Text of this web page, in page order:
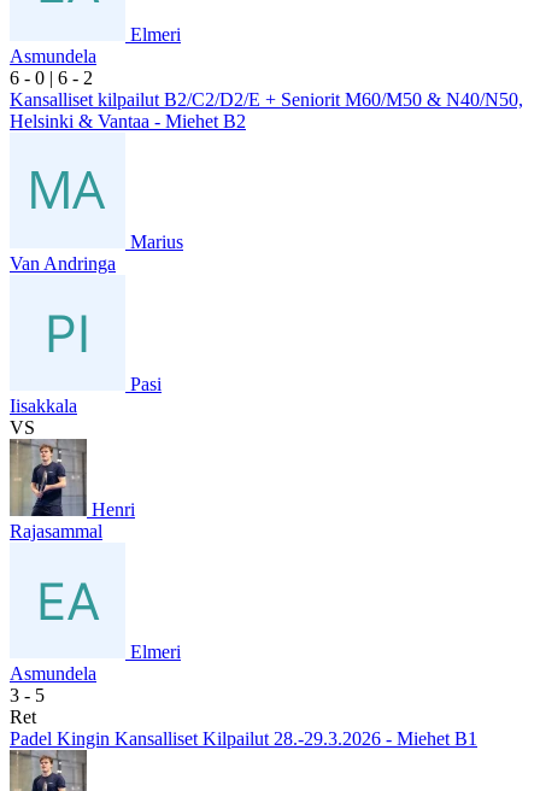
Elmeri
Asmundela
6 - 0 | 6 - 2
Kansalliset kilpailut B2/C2/D2/E + Seniorit M60/M50 & N40/N50,
Helsinki & Vantaa - Miehet B2
Marius
Van Andringa
Pasi
Iisakkala
VS
Henri
Rajasammal
Elmeri
Asmundela
3 - 5
Ret
Padel Kingin Kansalliset Kilpailut 28.-29.3.2026 - Miehet B1